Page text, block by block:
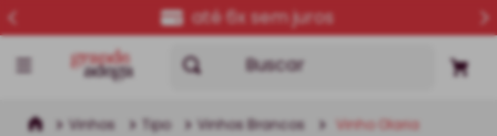
até 6x sem juros
Buscar
Vinhos Tipo Vinhos Brancos
Vinho Olaria